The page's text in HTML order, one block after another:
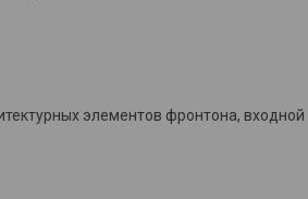
элементов фронтона, входной